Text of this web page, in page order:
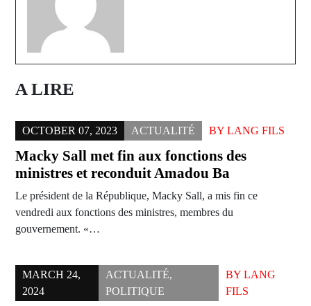
A LIRE
OCTOBER 07, 2023 ACTUALITÉ BY LANG FILS
Macky Sall met fin aux fonctions des
ministres et reconduit Amadou Ba
Le président de la République, Macky Sall, a mis fin ce
vendredi aux fonctions des ministres, membres du
gouvernement. «…
MARCH 24,
2024
ACTUALITÉ,
POLITIQUE
BYLANG
FILS